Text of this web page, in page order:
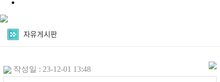
작성일 : 23-12-01 13:48